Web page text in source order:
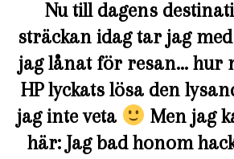
Nu till dagens
sträckan idag tar jag
jag lånat för resan… hur
HP lyckats lösa den
jag inte veta
Men jag
här: Jag bad honom